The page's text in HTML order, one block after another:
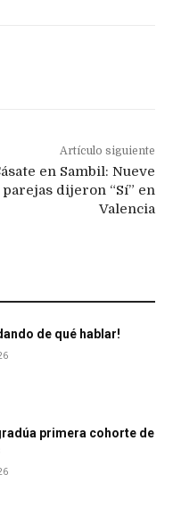
Artículo siguiente
en Sambil: Nueve
parejas dijeron “Sí” en
Valencia
de qué hablar!
primera cohorte de